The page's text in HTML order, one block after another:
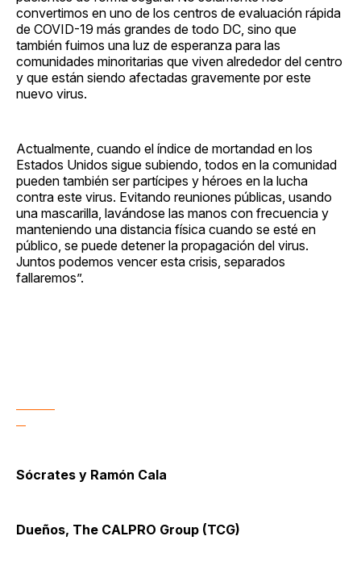
convertimos en uno de los centros de evaluación rápida
de COVID-19 más grandes de todo DC, sino que
también fuimos una luz de esperanza para las
comunidades minoritarias que viven alrededor del centro
y que están siendo afectadas gravemente por este
nuevo virus.
Actualmente, cuando el índice de mortandad en los
Estados Unidos sigue subiendo, todos en la comunidad
pueden también ser partícipes y héroes en la lucha
contra este virus. Evitando reuniones públicas, usando
una mascarilla, lavándose las manos con frecuencia y
manteniendo una distancia física cuando se esté en
público, se puede detener la propagación del virus.
Juntos podemos vencer esta crisis, separados
fallaremos”.
Sócrates y Ramón Cala
Dueños, The CALPRO Group (TCG)